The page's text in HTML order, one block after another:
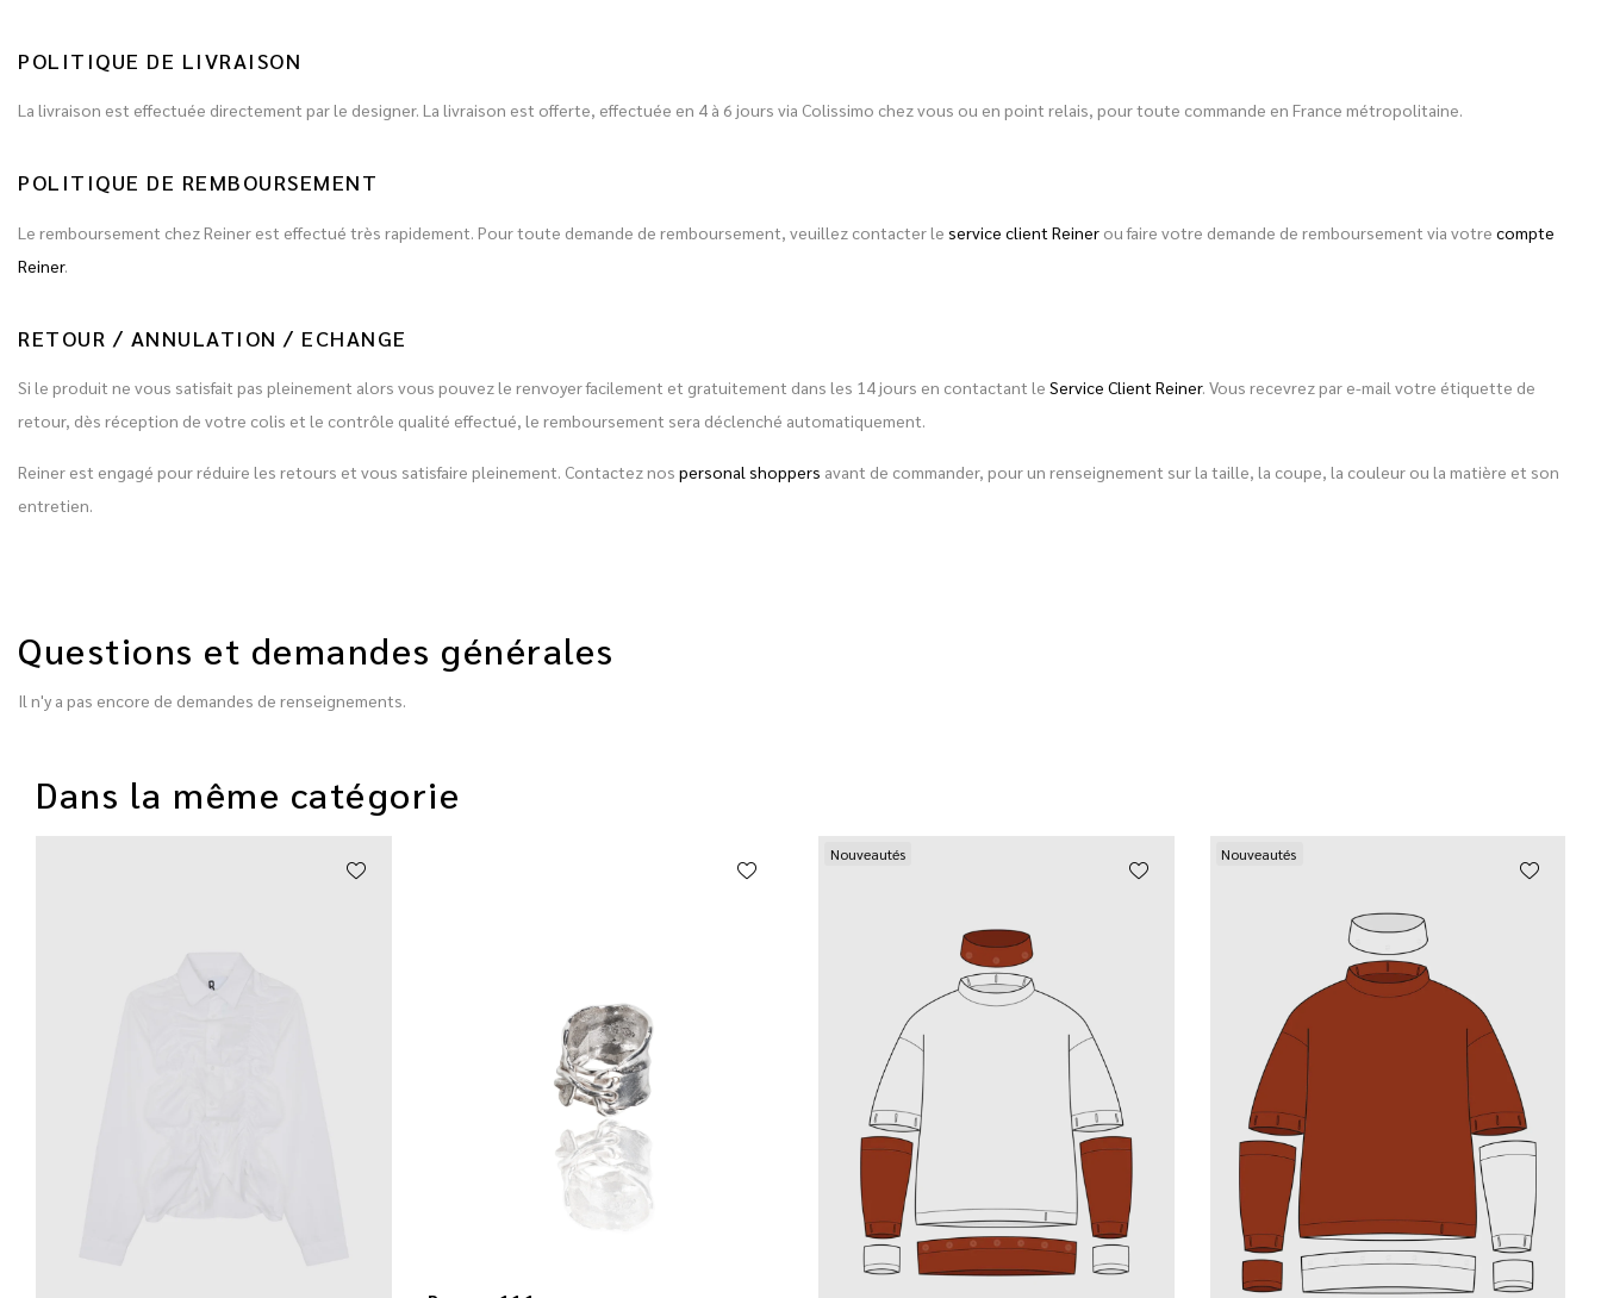
POLITIQUE DE LIVRAISON
La livraison est effectuée directement par le designer. La livraison est offerte, effectuée en 4 à 6 jours via Colissimo chez vous ou en point relais, pour toute commande en France métropolitaine.
POLITIQUE DE REMBOURSEMENT
Le remboursement chez Reiner est effectué très rapidement. Pour toute demande de remboursement, veuillez contacter le service client Reiner ou faire votre demande de remboursement via votre compte
Reiner.
RETOUR / ANNULATION / ECHANGE
Si le produit ne vous satisfait pas pleinement alors vous pouvez le renvoyer facilement et gratuitement dans les 14 jours en contactant le Service Client Reiner. Vous recevrez par e-mail votre étiquette de
retour, dès réception de votre colis et le contrôle qualité effectué, le remboursement sera déclenché automatiquement.
Reiner est engagé pour réduire les retours et vous satisfaire pleinement. Contactez nos personal shoppers avant de commander, pour un renseignement sur la taille, la coupe, la couleur ou la matière et son
entretien.
Questions et demandes générales
Il n'y a pas encore de demandes de renseignements.
Dans la même catégorie
Nouveautés Nouveautés